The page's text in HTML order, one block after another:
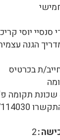
סנסיי יוסי
הגנה
ת בכרטיס
רח' רמת הגולן 4 שכונת
7114030
2